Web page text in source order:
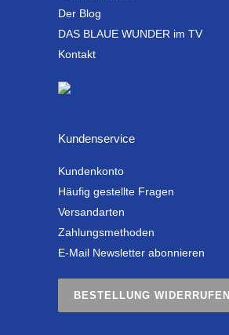
Der Blog
DAS BLAUE WUNDER im TV
Kontakt
Kundenservice
Kundenkonto
Häufig gestellte Fragen
Versandarten
Zahlungsmethoden
E-Mail Newsletter abonnieren
BESTELLUNG WIDERRUFEN